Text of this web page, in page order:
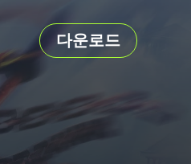
다운로드